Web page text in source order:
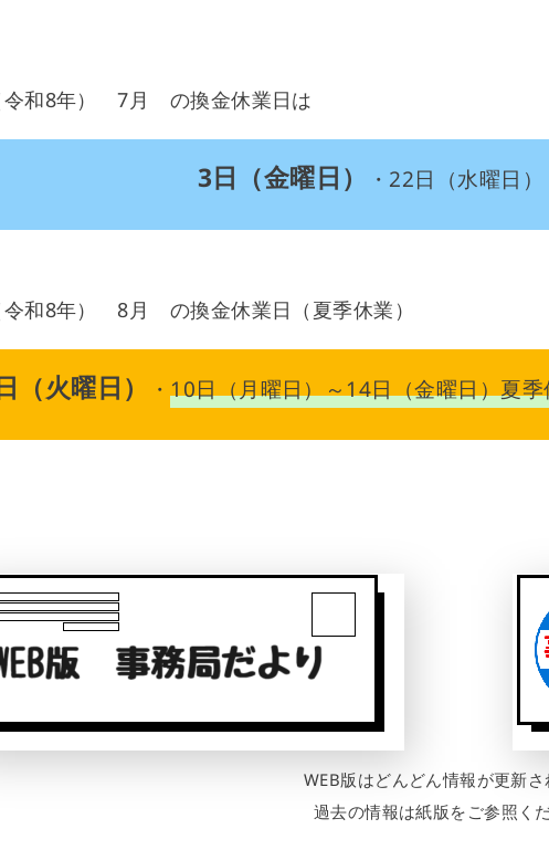
令和8年） 7月 の換金休業日は
3日（金曜日） ・22日（水曜日
和8年） 8月 の換金休業日（夏季休業）
（火曜日） ・10日（月曜日）～14日（金曜日）夏
WEB版はどんどん情報が更新さ
過去の情報は紙版をご参照く